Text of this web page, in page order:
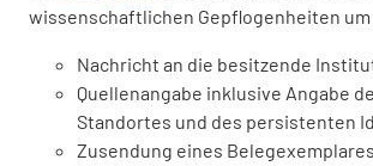
wissenschaftlichen Gepflogenheiten
Nachricht an die besitzende
Quellenangabe inklusive Angabe
Standortes und des persistenten
Zusendung eines